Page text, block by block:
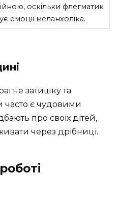
оскільки флегматик
емоції меланхоліка.
затишку та
часто є чудовими
про своїх дітей,
через дрібниці.